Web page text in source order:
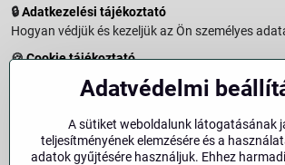
🔒Adatkezelési tájékoztató
Hogyan védjük és kezeljük az Ön személyes
🍪Cookie tájékoztató
A weboldalon használt sütikről és
Vásárlástól való elállás menete és feltételei.
Elállás a szerződéstől
Adatvédelmi
A sütiket weboldalunk látogatásának
teljesítményének elemzésére és a
adatok gyűjtésére használjuk. Ehhez